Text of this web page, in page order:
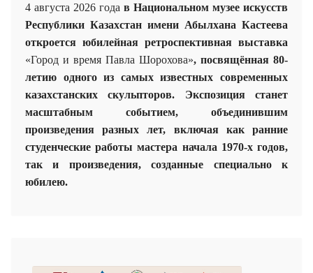
4 августа 2026 года в Национальном музее искусств
Республики Казахстан имени Абылхана Кастеева
откроется юбилейная ретроспективная выставка
«Город и время Павла Шорохова», посвящённая 80-
летию одного из самых известных современных
казахстанских скульпторов. Экспозиция станет
масштабным событием, объединившим
произведения разных лет, включая как ранние
студенческие работы мастера начала 1970-х годов,
так и произведения, созданные специально к
юбилею.